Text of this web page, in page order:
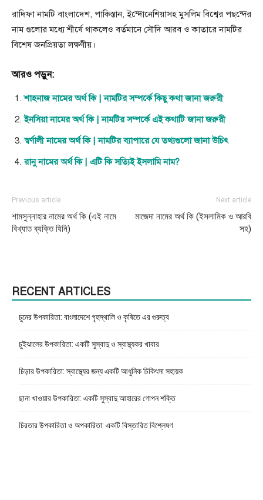
রাদিফা নামটি বাংলাদেশ, পাকিস্তান, ইন্দোনেশিয়াসহ মুসলিম বিশ্বের পছন্দের
নাম গুলোর মধ্যে শীর্ষে থাকলেও বর্তমানে সৌদি আরব ও কাতারে নামটির
বিশেষ জনপ্রিয়তা লক্ষণীয়।
আরও পড়ুন:
শাহনাজ নামের অর্থ কি | নামটির সম্পর্কে কিছু কথা জানা জরুরী
ইনসিয়া নামের অর্থ কি | নামটির সম্পর্কে এই কথাটি জানা জরুরী
স্বর্ণালী নামের অর্থ কি | নামটির ব্যাপারে যে তথ্যগুলো জানা উচিৎ
রানু নামের অর্থ কি | এটি কি সত্যিই ইসলামি নাম?
Previous article
শামসুন্নাহার নামের অর্থ কি (এই নামে
বিখ্যাত ব্যক্তি যিনি)
Next article
মাজেদা নামের অর্থ কি (ইসলামিক ও আরবি
সহ)
RECENT ARTICLES
চুনের উপকারিতা: বাংলাদেশে গৃহস্থালি ও কৃষিতে এর গুরুত্ব
চুইঝালের উপকারিতা: একটি সুস্বাদু ও স্বাস্থ্যকর খাবার
চিড়ার উপকারিতা: স্বাস্থ্যের জন্য একটি আধুনিক চিকিৎসা সহায়ক
ছানা খাওয়ার উপকারিতা: একটি সুস্বাদু আহারের গোপন শক্তি
চিরতার উপকারিতা ও অপকারিতা: একটি বিস্তারিত বিশ্লেষণ